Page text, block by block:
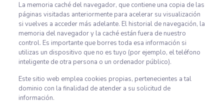
La memoria caché del navegador, que contiene una copia de las
páginas visitadas anteriormente para acelerar su visualización
si vuelves a acceder más adelante. El historial de navegación, la
memoria del navegador y la caché están fuera de nuestro
control. Es importante que borres toda esa información si
utilizas un dispositivo que no es tuyo (por ejemplo, el teléfono
inteligente de otra persona o un ordenador público).
Este sitio web emplea cookies propias, pertenecientes a tal
dominio con la finalidad de atender a su solicitud de
información.